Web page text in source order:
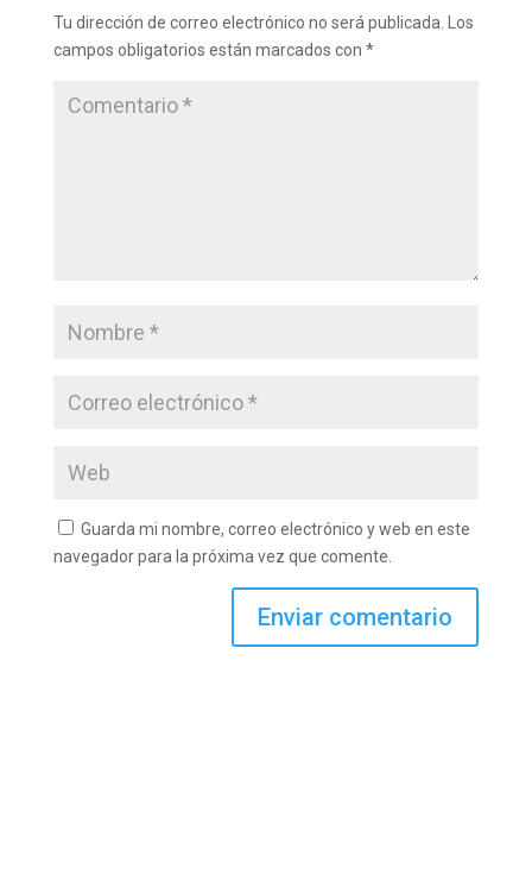
Tu dirección de correo electrónico no será publicada.
Los
campos obligatorios están marcados con *
Guarda mi nombre, correo electrónico y web en este
navegador para la próxima vez que comente.